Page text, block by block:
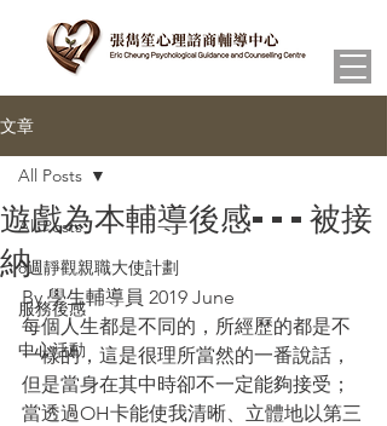
文章
All Posts
8週靜觀親職大使計劃
服務後感
中心活動
All Posts
遊戲為本輔導後感---被接
納
By 學生輔導員 2019 June
每個人生都是不同的，所經歷的都是不
一樣的，這是很理所當然的一番說話，
但是當身在其中時卻不一定能夠接受；
當透過OH卡能使我清晰、立體地以第三